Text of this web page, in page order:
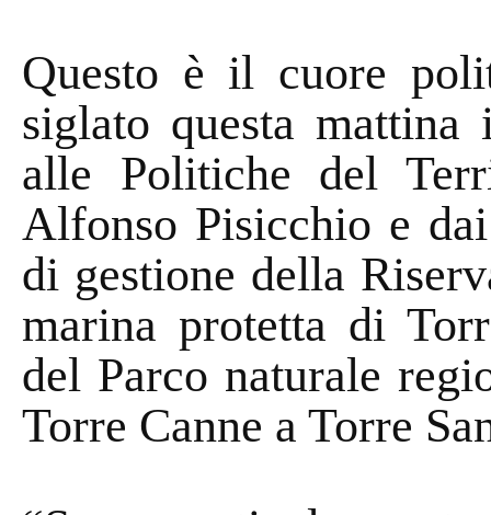
Questo è il cuore
siglato questa mattina
alle Politiche del
Alfonso Pisicchio e
di gestione della
marina protetta di
del Parco naturale
Torre Canne a Torre